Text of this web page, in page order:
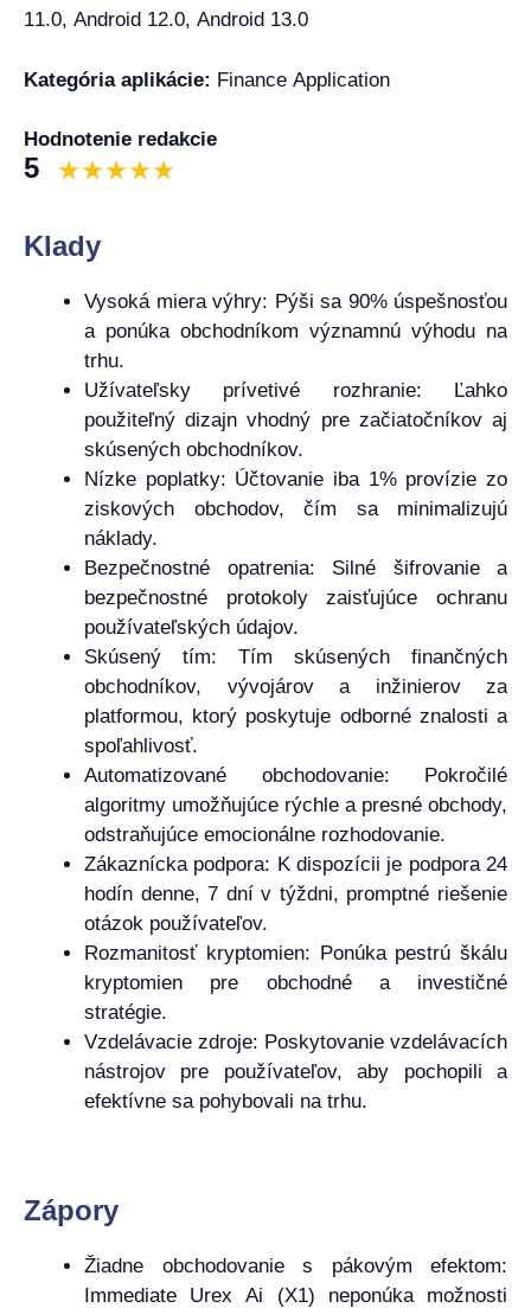
11.0, Android 12.0, Android 13.0
Kategória aplikácie: Finance Application
Hodnotenie redakcie
5
Klady
Vysoká miera výhry: Pýši sa 90% úspešnosťou
a ponúka obchodníkom významnú výhodu na
trhu.
Užívateľsky prívetivé rozhranie: Ľahko
použiteľný dizajn vhodný pre začiatočníkov aj
skúsených obchodníkov.
Nízke poplatky: Účtovanie iba 1% provízie zo
ziskových obchodov, čím sa minimalizujú
náklady.
Bezpečnostné opatrenia: Silné šifrovanie a
bezpečnostné protokoly zaisťujúce ochranu
používateľských údajov.
Skúsený tím: Tím skúsených finančných
obchodníkov, vývojárov a inžinierov za
platformou, ktorý poskytuje odborné znalosti a
spoľahlivosť.
Automatizované obchodovanie: Pokročilé
algoritmy umožňujúce rýchle a presné obchody,
odstraňujúce emocionálne rozhodovanie.
Zákaznícka podpora: K dispozícii je podpora 24
hodín denne, 7 dní v týždni, promptné riešenie
otázok používateľov.
Rozmanitosť kryptomien: Ponúka pestrú škálu
kryptomien pre obchodné a investičné
stratégie.
Vzdelávacie zdroje: Poskytovanie vzdelávacích
nástrojov pre používateľov, aby pochopili a
efektívne sa pohybovali na trhu.
Zápory
Žiadne obchodovanie s pákovým efektom:
Immediate Urex Ai (X1) neponúka možnosti